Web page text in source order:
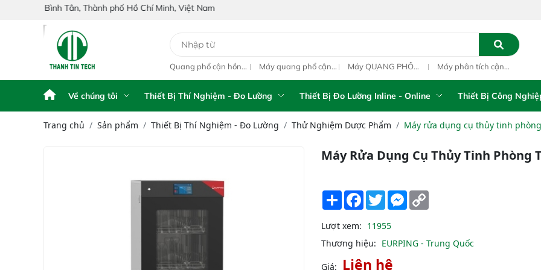
Thành phố Hồ Chí Minh, Việt Nam
Máy phân tích NIR
Quang phổ cận hồng
Máy quang phổ cận
NIR Analyzer
Máy QUANG PHỔ
Vista-R
Máy phân tích cận
NIR Analyzer)
Quang
Về chúng tôi Thiết Bị Thí Nghiệm - Đo Lường Thiết Bị Đo Lường Inline - Online Thiết Bị Công
Trang chủ Sản phẩm Thiết Bị Thí Nghiệm - Đo Lường Thử Nghiệm Dược Phẩm Máy rửa dụng cụ thủy tinh
Máy Rửa Dụng Cụ Thủy Tinh Phòng
Share Facebook
TwitterMessenger
Lượt xem: 11955
Thương hiệu: EURPING - Trung Quốc
Giá: Liên hệ